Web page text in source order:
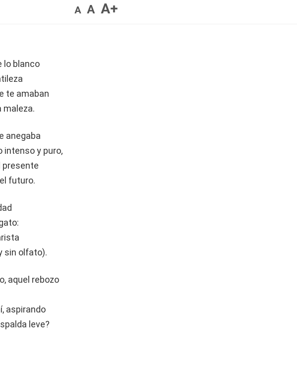
A A A+
lo blanco
te amaban
maleza.
anegaba
intenso y puro,
presente
futuro.
sin olfato).
aquel rebozo
aspirando
leve?